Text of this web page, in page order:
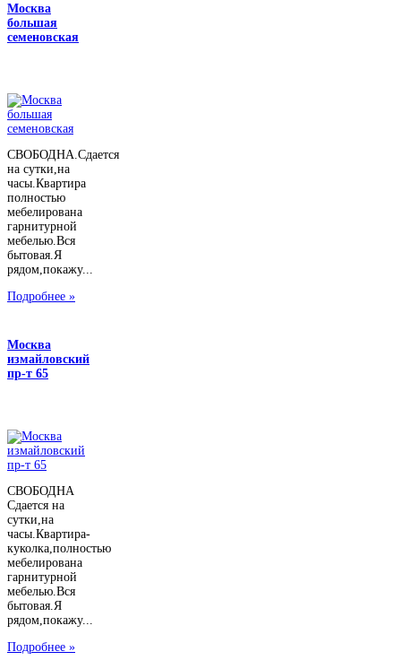
Москва
большая
семеновская
СВОБОДНА.Сдается
на сутки,на
часы.Квартира
полностью
мебелирована
гарнитурной
мебелью.Вся
бытовая.Я
рядом,покажу...
Подробнее »
Москва
измайловский
пр-т 65
СВОБОДНА
Сдается на
сутки,на
часы.Квартира-
куколка,полностью
мебелирована
гарнитурной
мебелью.Вся
бытовая.Я
рядом,покажу...
Подробнее »